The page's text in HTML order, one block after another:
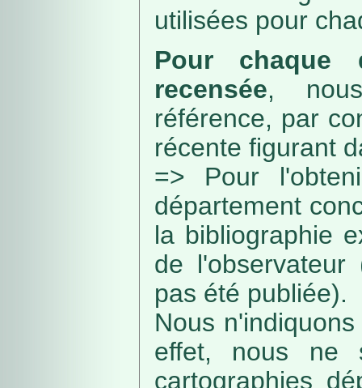
utilisées pour
Pour chaque
recensée,
référence, par
récente figurant
=> Pour
département
la bibliographie
de
pas été publiée).
Nous
effet, nous ne
cartographies